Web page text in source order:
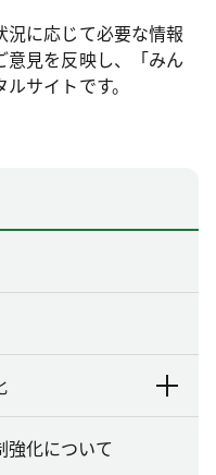
に応じて必要な情報
意見を反映し、「みん
サイトです。
強化について